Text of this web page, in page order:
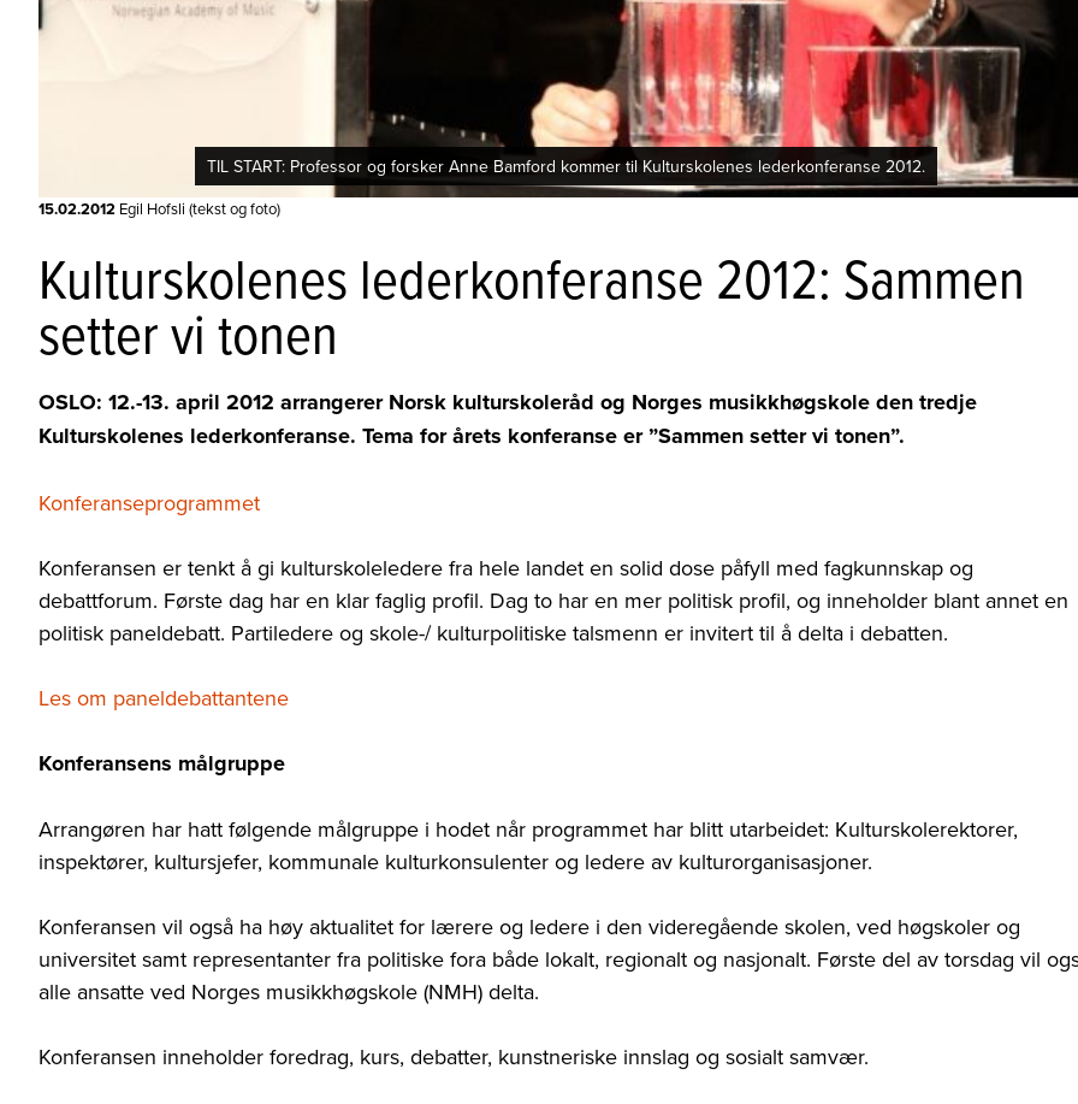
TIL START: Professor og forsker Anne Bamford kommer til Kulturskolenes lederkonferanse 2012.
15.02.2012 Egil Hofsli (tekst og foto)
Kulturskolenes lederkonferanse 2012: Sammen
setter vi tonen
OSLO: 12.-13. april 2012 arrangerer Norsk kulturskoleråd og Norges musikkhøgskole den tredje
Kulturskolenes lederkonferanse. Tema for årets konferanse er ”Sammen setter vi tonen”.
Konferanseprogrammet
Konferansen er tenkt å gi kulturskoleledere fra hele landet en solid dose påfyll med fagkunnskap og
debattforum. Første dag har en klar faglig profil. Dag to har en mer politisk profil, og inneholder blant annet en
politisk paneldebatt. Partiledere og skole-/ kulturpolitiske talsmenn er invitert til å delta i debatten.
Les om paneldebattantene
Konferansens målgruppe
Arrangøren har hatt følgende målgruppe i hodet når programmet har blitt utarbeidet: Kulturskolerektorer,
inspektører, kultursjefer, kommunale kulturkonsulenter og ledere av kulturorganisasjoner.
Konferansen vil også ha høy aktualitet for lærere og ledere i den videregående skolen, ved høgskoler og
universitet samt representanter fra politiske fora både lokalt, regionalt og nasjonalt. Første del av torsdag vil
alle ansatte ved Norges musikkhøgskole (NMH) delta.
Konferansen inneholder foredrag, kurs, debatter, kunstneriske innslag og sosialt samvær.